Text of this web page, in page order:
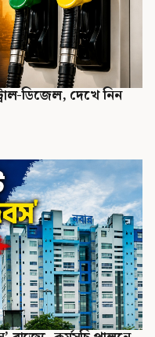
ডিজেল, দেখে নিন